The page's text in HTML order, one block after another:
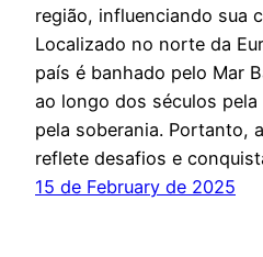
região, influenciando sua
Localizado no norte da
país é banhado pelo Mar
ao longo dos séculos
pela soberania. Portanto,
reflete desafios e
15 de February de 2025